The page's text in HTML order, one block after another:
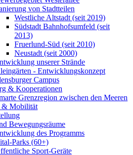
von Stadtteilen
Westliche Altstadt (seit 2019)
Südstadt Bahnhofsumfeld (seit
2013)
Fruerlund-Süd (seit 2010)
Neustadt (seit 2000)
unserer Strände
- Entwicklungskonzept
Campus
& Kooperationen
Grenzregion zwischen den Meeren
& Mobilität
Bewegungsräume
des Programms
Parks (60+)
Sport-Geräte